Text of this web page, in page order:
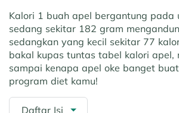
Kalori 1 buah apel bergantung pada
sedang sekitar 182 gram
sedangkan yang kecil sekitar 77
bakal kupas tuntas tabel kalori apel,
sampai kenapa apel oke banget buat
program diet kamu!
Daftar Isi